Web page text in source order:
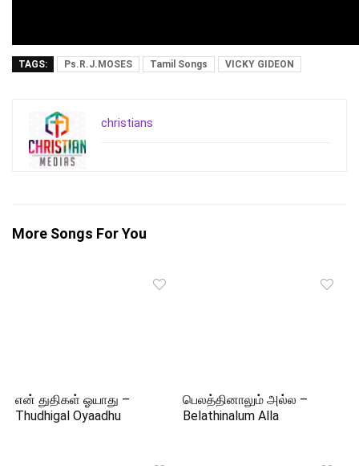
TAGS: Ps.R.J.MOSES Tamil Songs VICKY GIDEON
christians
More Songs For You
என் துதிகள் ஓயாது –
Thudhigal Oyaadhu
பெலத்தினாலும் அல்ல –
Belathinalum Alla